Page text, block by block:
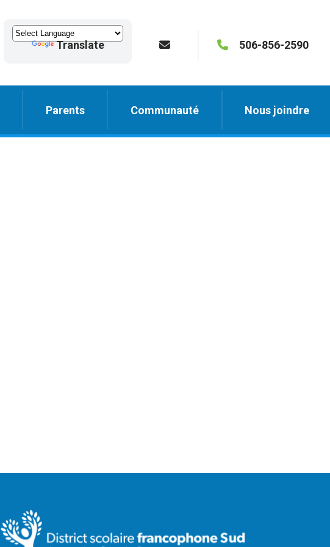
Translate 506-856-2590
Parents Communauté Nous joindre